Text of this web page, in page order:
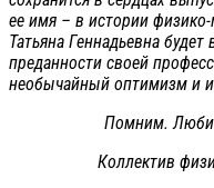
ее имя – в истории физико-
Татьяна Геннадьевна
преданности своей
необычайный оптимизм и
Помним.
Коллектив